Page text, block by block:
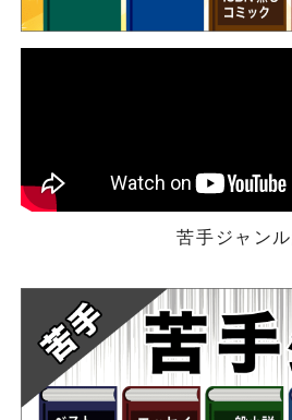
苦手ジャン